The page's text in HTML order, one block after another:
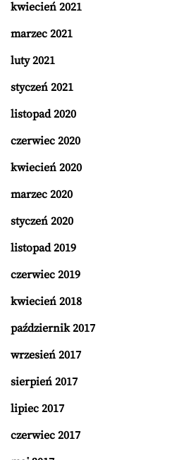
kwiecień 2021
marzec 2021
luty 2021
styczeń 2021
listopad 2020
czerwiec 2020
kwiecień 2020
marzec 2020
styczeń 2020
listopad 2019
czerwiec 2019
kwiecień 2018
październik 2017
wrzesień 2017
sierpień 2017
lipiec 2017
czerwiec 2017